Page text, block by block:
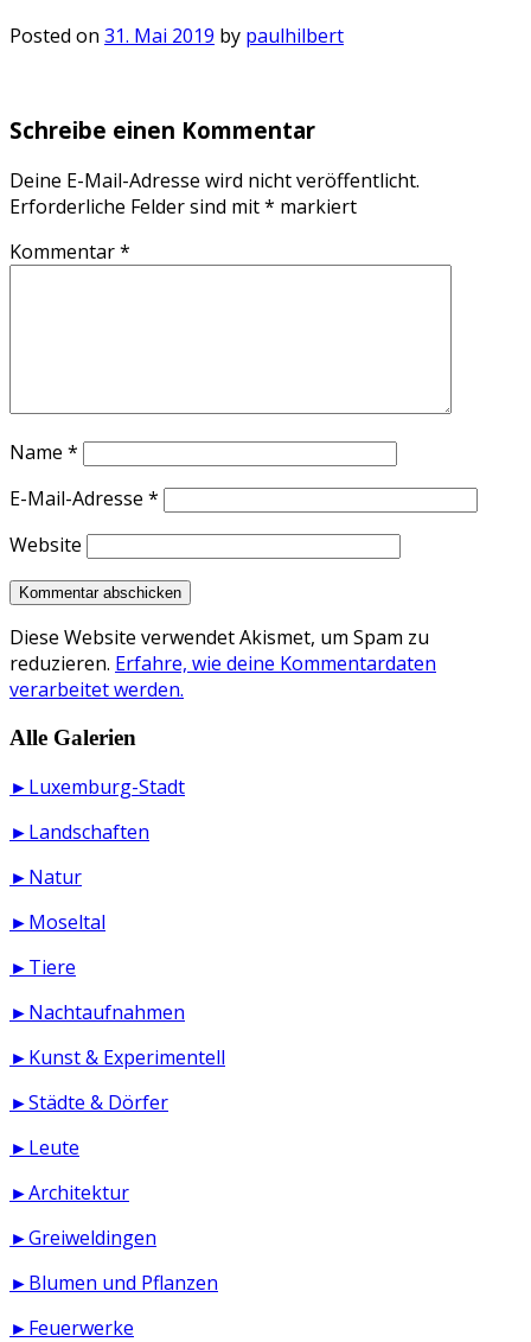
Posted on 31. Mai 2019 by paulhilbert
Schreibe einen Kommentar
Deine E-Mail-Adresse wird nicht veröffentlicht.
Erforderliche Felder sind mit* markiert
Kommentar*
Name *
E-Mail-Adresse *
Website
Diese Website verwendet Akismet, um Spam zu
reduzieren. Erfahre, wie deine Kommentardaten
verarbeitet werden.
Alle Galerien
►Luxemburg-Stadt
►Landschaften
►Natur
►Moseltal
►Tiere
►Nachtaufnahmen
►Kunst & Experimentell
►Städte & Dörfer
►Leute
►Architektur
►Greiweldingen
►Blumen und Pflanzen
►Feuerwerke